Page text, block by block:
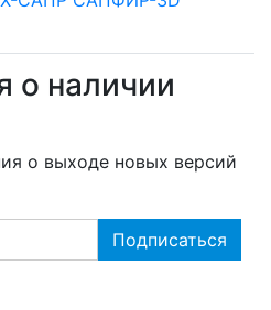
о наличии
о выходе новых версий